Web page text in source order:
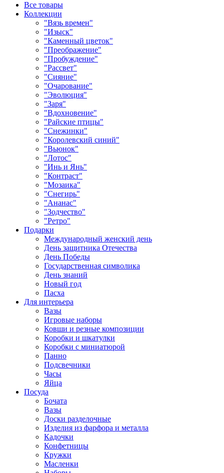
Все товары
Коллекции
"Вязь времен"
"Изыск"
"Каменный цветок"
"Преображение"
"Пробуждение"
"Рассвет"
"Сияние"
"Очарование"
"Эволюция"
"Заря"
"Вдохновение"
"Райские птицы"
"Снежинки"
"Королевский синий"
"Вьюнок"
"Лотос"
"Инь и Янь"
"Контраст"
"Мозаика"
"Снегирь"
"Ананас"
"Зодчество"
"Ретро"
Подарки
Международный женский день
День защитника Отечества
День Победы
Государственная символика
День знаний
Новый год
Пасха
Для интерьера
Вазы
Игровые наборы
Ковши и резные композиции
Коробки и шкатулки
Коробки с миниатюрой
Панно
Подсвечники
Часы
Яйца
Посуда
Бочата
Вазы
Доски разделочные
Изделия из фарфора и металла
Кадочки
Конфетницы
Кружки
Масленки